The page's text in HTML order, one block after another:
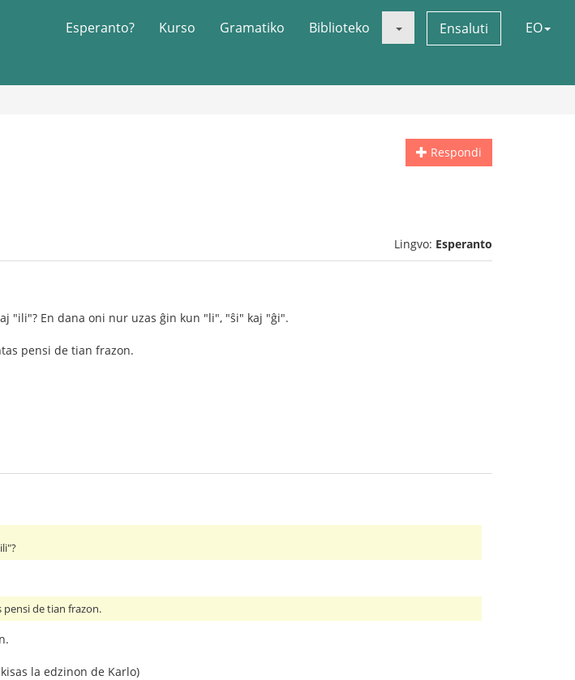
Esperanto? Kurso Gramatiko Biblioteko Ensaluti EO
Respondi
Lingvo: Esperanto
"ili"? En dana oni nur uzas ĝin kun "li", "ŝi" kaj "ĝi".
pensi de tian frazon.
pensi de tian frazon.
la edzinon de Karlo)